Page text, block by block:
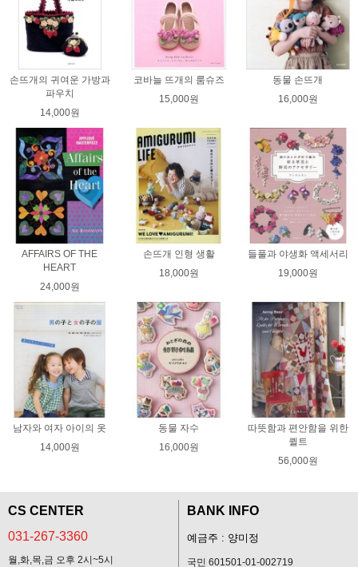
손뜨개의 귀여운 가방과
파우치
14,000원
코바늘 뜨개의 룸슈즈
15,000원
동물 손뜨개
16,000원
AFFAIRS OF THE
HEART
24,000원
손뜨개 인형 생활
18,000원
들풀과 야생화 액세서리
19,000원
남자와 여자 아이의 옷
14,000원
동물 자수
16,000원
따뜻함과 편안함을 위한
퀼트
56,000원
CS CENTER
031-267-3360
월,화,목,금 오후 2시~5시
BANK INFO
예금주 : 양미정
국민 601501-01-002719